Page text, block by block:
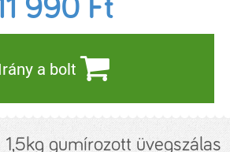
990 Ft
a bolt
gumírozott üvegszálas